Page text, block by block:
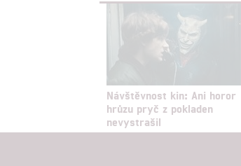
Návštěvnost kin: Ani horor
hrůzu pryč z pokladen
nevystrašil